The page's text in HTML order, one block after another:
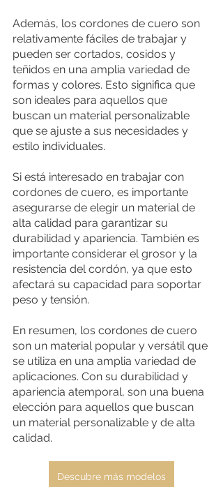
Además, los cordones de cuero son
relativamente fáciles de trabajar y
pueden ser cortados, cosidos y
teñidos en una amplia variedad de
formas y colores. Esto significa que
son ideales para aquellos que
buscan un material personalizable
que se ajuste a sus necesidades y
estilo individuales.
Si está interesado en trabajar con
cordones de cuero, es importante
asegurarse de elegir un material de
alta calidad para garantizar su
durabilidad y apariencia. También es
importante considerar el grosor y la
resistencia del cordón, ya que esto
afectará su capacidad para soportar
peso y tensión.
En resumen, los cordones de cuero
son un material popular y versátil que
se utiliza en una amplia variedad de
aplicaciones. Con su durabilidad y
apariencia atemporal, son una buena
elección para aquellos que buscan
un material personalizable y de alta
calidad.
Descubre más modelos